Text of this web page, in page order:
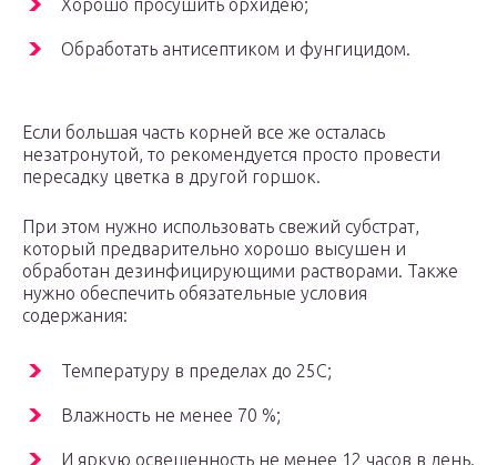
Хорошо просушить орхидею;
Обработать антисептиком и фунгицидом.
Если большая часть корней все же осталась
незатронутой, то рекомендуется просто провести
пересадку цветка в другой горшок.
При этом нужно использовать свежий субстрат,
который предварительно хорошо высушен и
обработан дезинфицирующими растворами. Также
нужно обеспечить обязательные условия
содержания:
Температуру в пределах до 25С;
Влажность не менее 70 %;
И яркую освещенность не менее 12 часов в день.